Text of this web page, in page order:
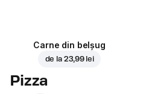
Carne din belșug
de la 23,99 lei
Pizza